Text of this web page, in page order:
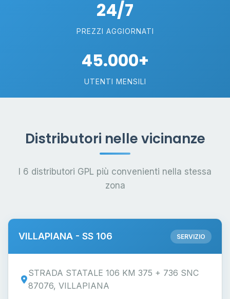
24/7
PREZZI AGGIORNATI
45.000+
UTENTI MENSILI
Distributori nelle vicinanze
I 6 distributori GPL più convenienti nella stessa
zona
VILLAPIANA - SS 106 SERVIZIO
STRADA STATALE 106 KM 375 + 736 SNC
87076, VILLAPIANA